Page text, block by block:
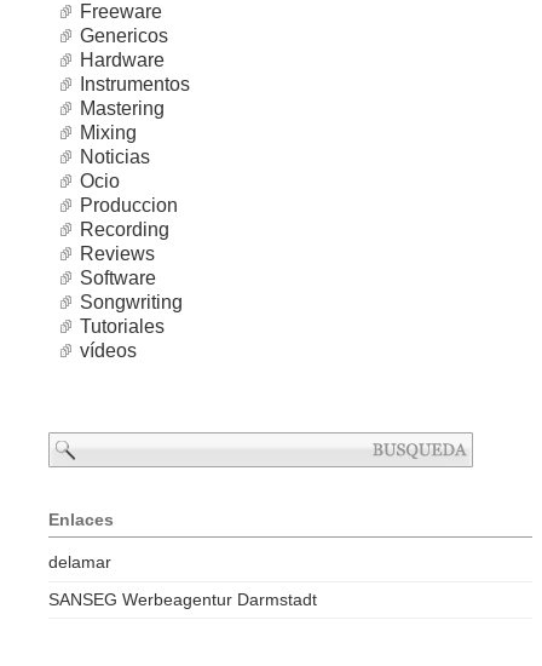
Freeware
Genericos
Hardware
Instrumentos
Mastering
Mixing
Noticias
Ocio
Produccion
Recording
Reviews
Software
Songwriting
Tutoriales
vídeos
Enlaces
delamar
SANSEG Werbeagentur Darmstadt